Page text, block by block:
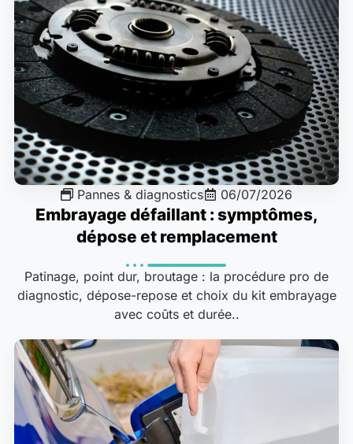
Pannes & diagnostics 06/07/2026
Embrayage défaillant : symptômes,
dépose et remplacement
Patinage, point dur, broutage : la procédure pro de
diagnostic, dépose-repose et choix du kit embrayage
avec coûts et durée..